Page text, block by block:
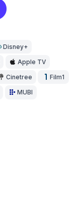
Disney+
Apple TV
Cinetree Film1
MUBI